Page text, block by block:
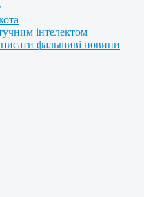
інтелектом
фальшиві новини